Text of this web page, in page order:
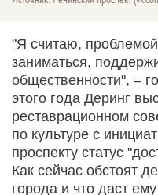
"Я считаю,
заниматься,
общественности", –
этого года Деринг
реставрационном
по культуре с
проспекту статус
Как сейчас обстоят
города и что даст